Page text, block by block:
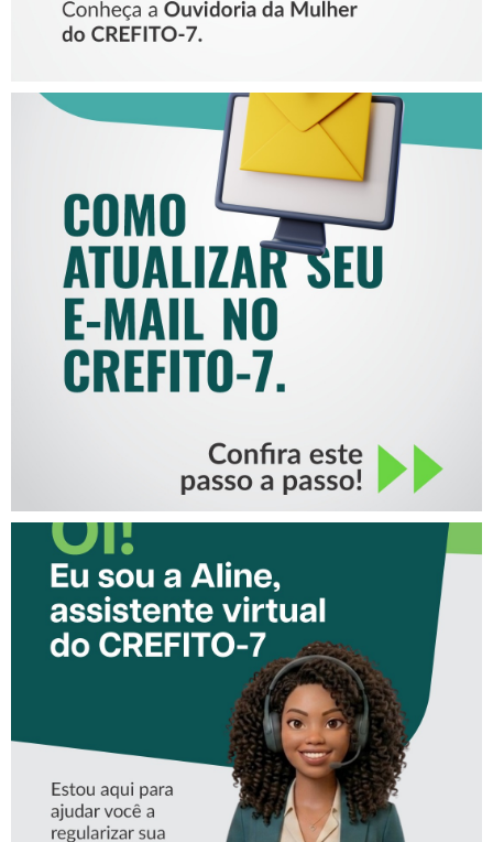
COMO ATUALIZAR SEU E-
MAIL NO CREFITO-7
CONHEÇA A ‘ALINE’,
ASSISTENTE VIRTUAL DO
CREFITO-7